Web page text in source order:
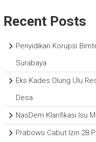
Recent Posts
Penyidikan Korupsi
Surabaya
Eks Kades Olung Ulu
Desa
NasDem Klarifikasi Isu
Prabowo Cabut Izin 28